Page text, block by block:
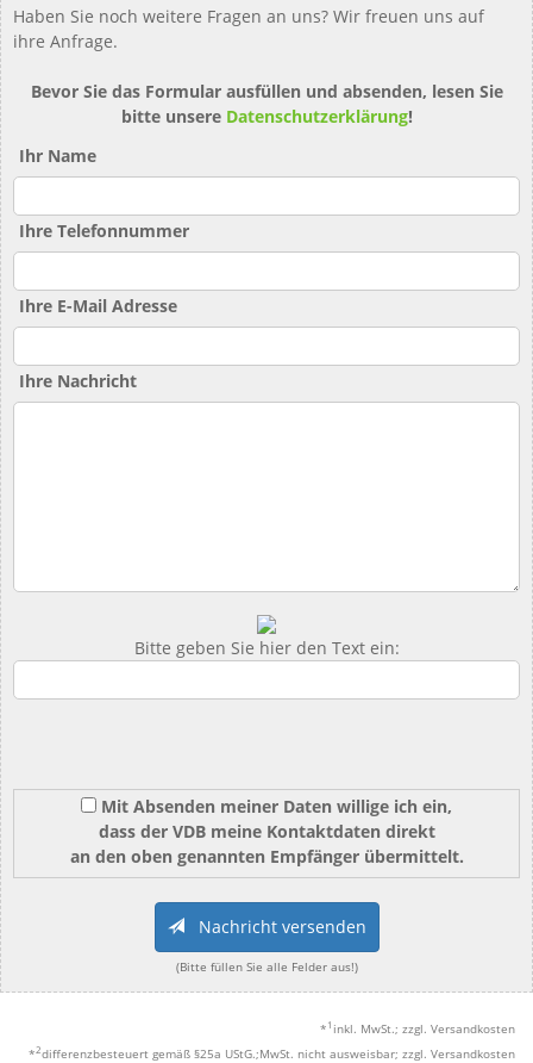
Haben Sie noch weitere Fragen an uns? Wir freuen uns auf
ihre Anfrage.
Bevor Sie das Formular ausfüllen und absenden, lesen Sie
bitte unsere Datenschutzerklärung!
Ihr Name
Ihre Telefonnummer
Ihre E-Mail Adresse
Ihre Nachricht
Bitte geben Sie hier den Text ein:
Mit Absenden meiner Daten willige ich ein,
dass der VDB meine Kontaktdaten direkt
an den oben genannten Empfänger übermittelt.
Nachricht versenden
(Bitte füllen Sie alle Felder aus!)
* 1 inkl. MwSt.; zzgl. Versandkosten
*2differenzbesteuert gemäß §25a UStG.;MwSt. nicht ausweisbar; zzgl. Versandkosten